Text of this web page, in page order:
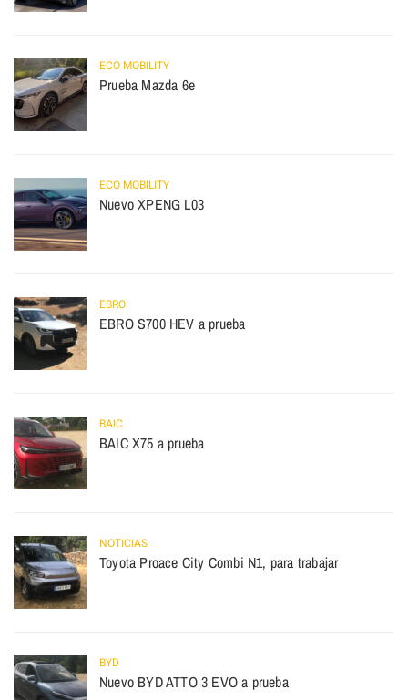
ECO MOBILITY
Prueba Mazda 6e
ECO MOBILITY
Nuevo XPENG L03
EBRO
EBRO S700 HEV a prueba
BAIC
BAIC X75 a prueba
NOTICIAS
Toyota Proace City Combi N1, para trabajar
BYD
Nuevo BYD ATTO 3 EVO a prueba